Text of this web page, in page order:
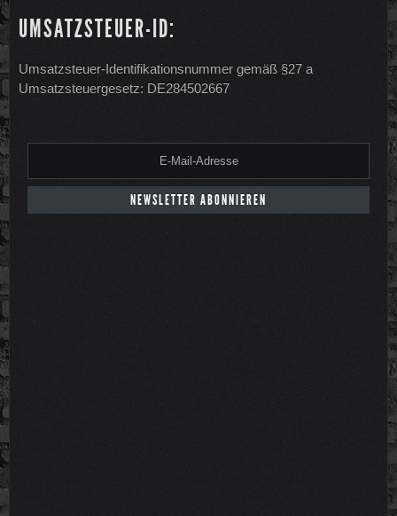
UMSATZSTEUER-ID:
Umsatzsteuer-Identifikationsnummer gemäß §27 a
Umsatzsteuergesetz: DE284502667